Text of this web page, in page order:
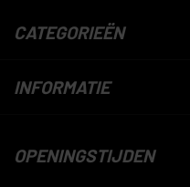
CATEGORIEËN
INFORMATIE
OPENINGSTIJDEN